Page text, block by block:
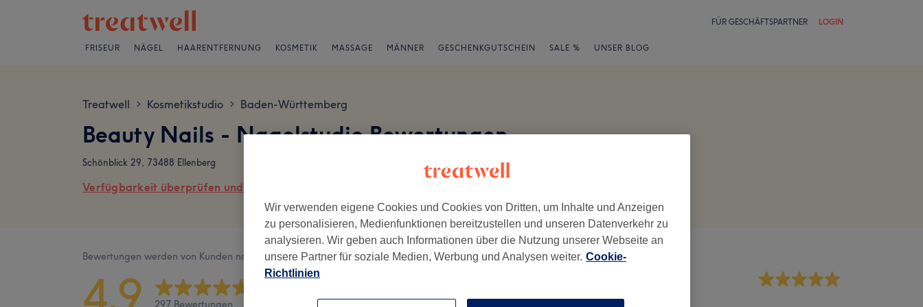
FÜR GESCHÄFTSPARTNER LOGIN
FRISEUR NÄGEL HAARENTFERNUNG KOSMETIK MASSAGE MÄNNER GESCHENKGUTSCHEIN SALE % UNSER BLOG
Treatwell > Kosmetikstudio > Baden-Württemberg
Beauty Nails - Nagelstudio Bewertungen
Schönblick 29, 73488 Ellenberg
Verfügbarkeit überprüfen und online buchen
Bewertungen werden von Kunden nach ihrem Besuch geschrieben.
4,9 297 Bewertungen
Wir verwenden eigene Cookies und Cookies von Dritten, um Inhalte und Anzeigen
zu personalisieren, Medienfunktionen bereitzustellen und unseren Datenverkehr zu
analysieren. Wir geben auch Informationen über die Nutzung unserer Webseite an
unsere Partner für soziale Medien, Werbung und Analysen weiter. Cookie-
Richtlinien